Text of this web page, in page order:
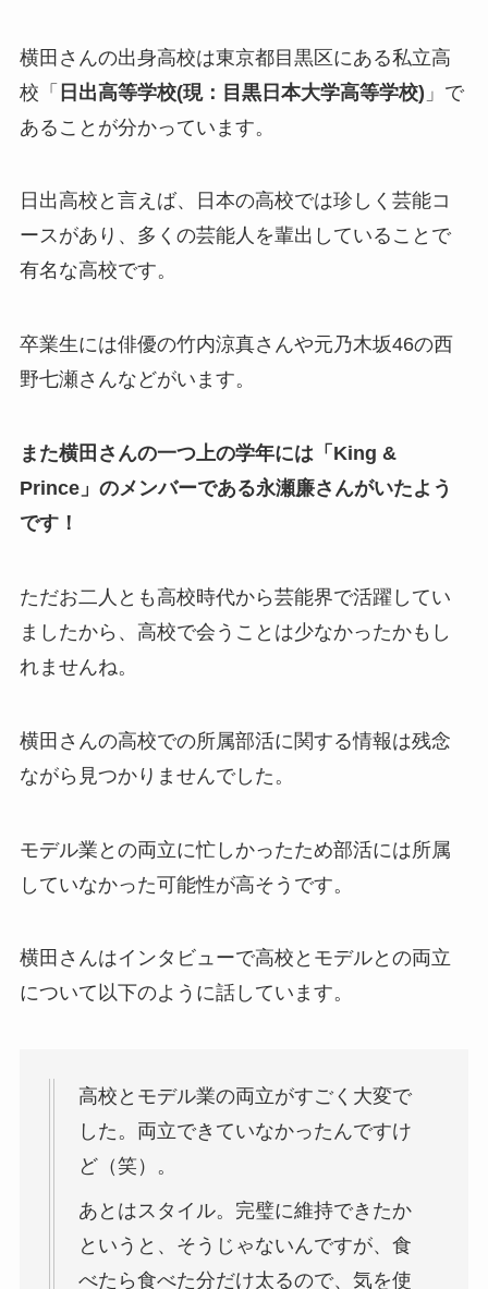
横田さんの出身高校は東京都目黒区にある私立高
校「 日出高等学校(現：目黒日本大学高等学校) 」で
あることが分かっています。
日出高校と言えば、日本の高校では珍しく芸能コ
ースがあり、多くの芸能人を輩出していることで
有名な高校です。
卒業生には俳優の竹内涼真さんや元乃木坂46の西
野七瀬さんなどがいます。
また横田さんの一つ上の学年には「King &
Prince」のメンバーである永瀬廉さんがいたよう
です！
ただお二人とも高校時代から芸能界で活躍してい
ましたから、高校で会うことは少なかったかもし
れませんね。
横田さんの高校での所属部活に関する情報は残念
ながら見つかりませんでした。
モデル業との両立に忙しかったため部活には所属
していなかった可能性が高そうです。
横田さんはインタビューで高校とモデルとの両立
について以下のように話しています。
高校とモデル業の両立がすごく大変で
した。両立できていなかったんですけ
ど（笑）。
あとはスタイル。完璧に維持できたか
というと、そうじゃないんですが、食
べたら食べた分だけ太るので、気を使